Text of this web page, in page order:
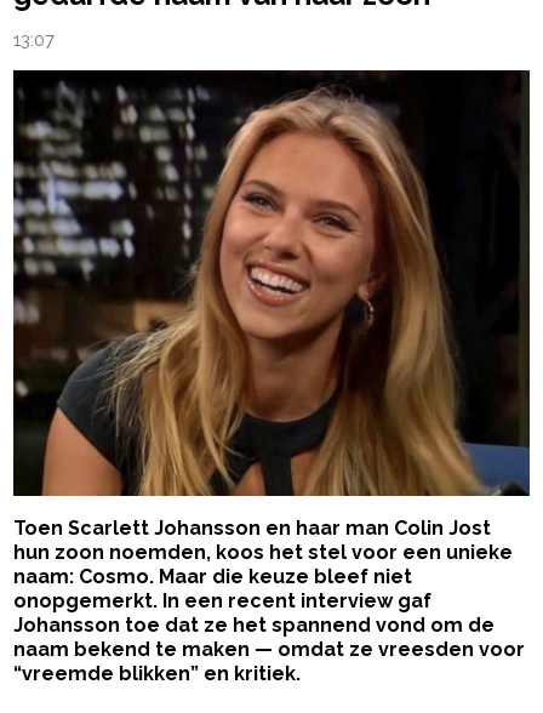
13:07
Toen Scarlett Johansson en haar man Colin Jost
hun zoon noemden, koos het stel voor een unieke
naam: Cosmo. Maar die keuze bleef niet
onopgemerkt. In een recent interview gaf
Johansson toe dat ze het spannend vond om de
naam bekend te maken — omdat ze vreesden voor
“vreemde blikken” en kritiek.